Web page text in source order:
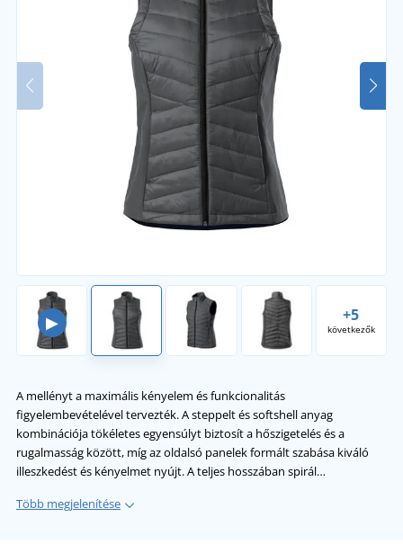
▶ +5
következők
A mellényt a maximális kényelem és funkcionalitás
figyelembevételével tervezték. A steppelt és softshell anyag
kombinációja tökéletes egyensúlyt biztosít a hőszigetelés és a
rugalmasság között, míg az oldalsó panelek formált szabása kiváló
illeszkedést és kényelmet nyújt. A teljes hosszában spirál…
Több megjelenítése